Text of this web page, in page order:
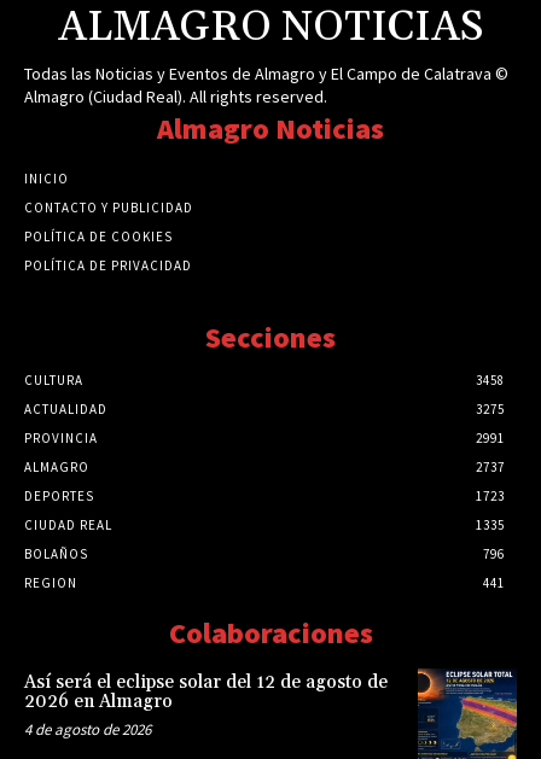
ALMAGRO NOTICIAS
Todas las Noticias y Eventos de Almagro y El Campo de Calatrava ©
Almagro (Ciudad Real). All rights reserved.
Almagro Noticias
INICIO
CONTACTO Y PUBLICIDAD
POLÍTICA DE COOKIES
POLÍTICA DE PRIVACIDAD
Secciones
CULTURA
3458
ACTUALIDAD
3275
PROVINCIA
2991
ALMAGRO
2737
DEPORTES
1723
CIUDAD REAL
1335
BOLAÑOS
796
REGION
441
Colaboraciones
Así será el eclipse solar del 12 de agosto de
2026 en Almagro
4 de agosto de 2026